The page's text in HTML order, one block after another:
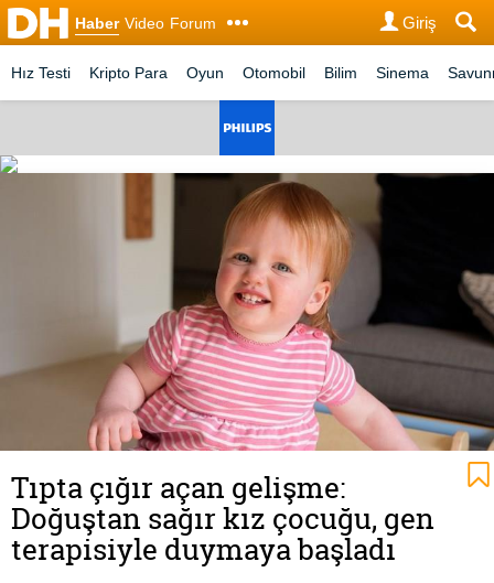
Haber Video Forum Giriş
Hız Testi Kripto Para Oyun Otomobil Bilim Sinema
Tıpta çığır açan gelişme:
Doğuştan sağır kız çocuğu, gen
terapisiyle duymaya başladı